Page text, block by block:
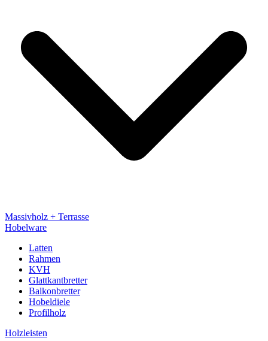
Massivholz + Terrasse
Hobelware
Latten
Rahmen
KVH
Glattkantbretter
Balkonbretter
Hobeldiele
Profilholz
Holzleisten